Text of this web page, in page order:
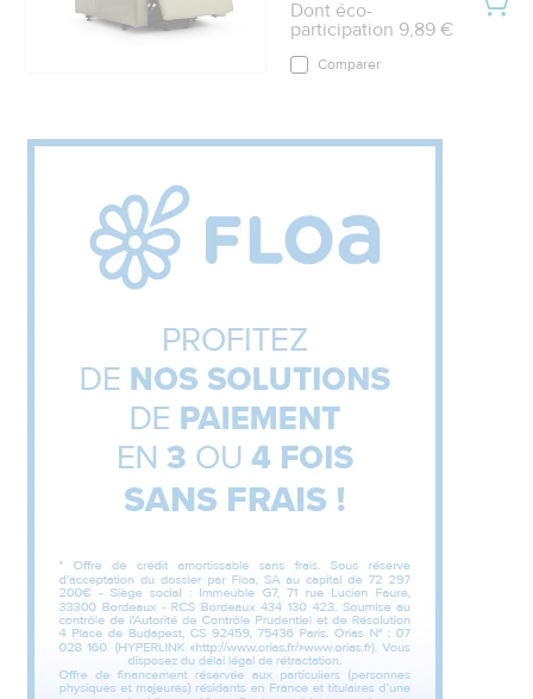
Dont éco-
participation 9,89 €
Comparer